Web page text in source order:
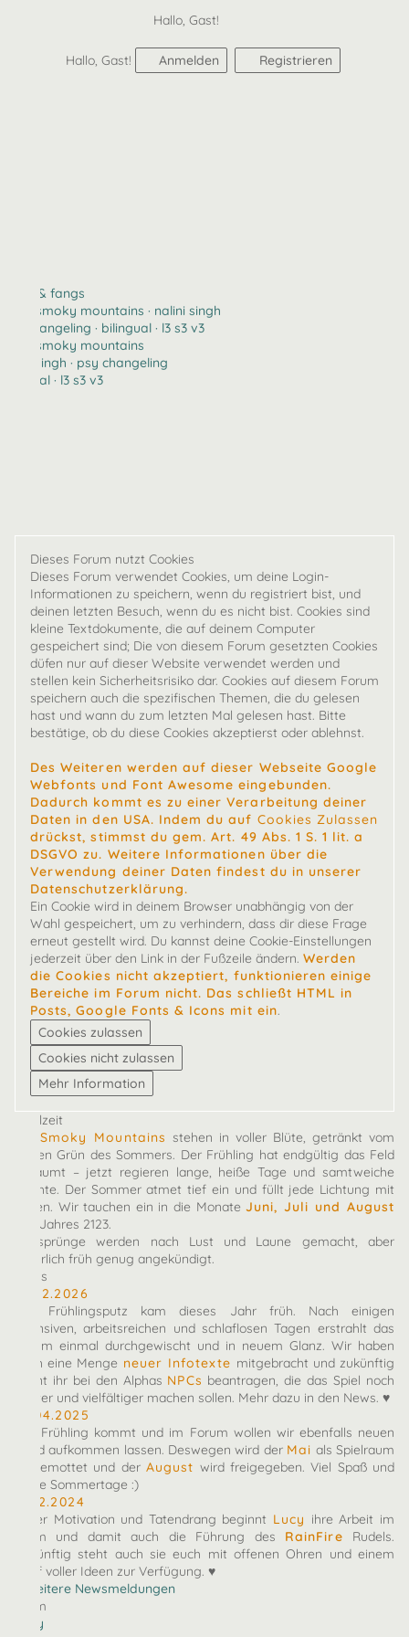
Hallo, Gast!
Hallo, Gast! Anmelden Registrieren
claws & fangs
2123 · smoky mountains · nalini singh
psy changeling · bilingual · l3 s3 v3
2123 · smoky mountains
nalini singh · psy changeling
bilingual · l3 s3 v3
Dieses Forum nutzt Cookies
Dieses Forum verwendet Cookies, um deine Login-
Informationen zu speichern, wenn du registriert bist, und
deinen letzten Besuch, wenn du es nicht bist. Cookies sind
kleine Textdokumente, die auf deinem Computer
gespeichert sind; Die von diesem Forum gesetzten Cookies
düfen nur auf dieser Website verwendet werden und
stellen kein Sicherheitsrisiko dar. Cookies auf diesem Forum
speichern auch die spezifischen Themen, die du gelesen
hast und wann du zum letzten Mal gelesen hast. Bitte
bestätige, ob du diese Cookies akzeptierst oder ablehnst.
Des Weiteren werden auf dieser Webseite Google
Webfonts und Font Awesome eingebunden.
Dadurch kommt es zu einer Verarbeitung deiner
Daten in den USA. Indem du auf Cookies Zulassen
drückst, stimmst du gem. Art. 49 Abs. 1 S. 1 lit. a
DSGVO zu. Weitere Informationen über die
Verwendung deiner Daten findest du in unserer
Datenschutzerklärung.
Ein Cookie wird in deinem Browser unabhängig von der
Wahl gespeichert, um zu verhindern, dass dir diese Frage
erneut gestellt wird. Du kannst deine Cookie-Einstellungen
jederzeit über den Link in der Fußzeile ändern. Werden
die Cookies nicht akzeptiert, funktionieren einige
Bereiche im Forum nicht. Das schließt HTML in
Posts, Google Fonts & Icons mit ein.
Spielzeit
DieSmoky Mountains stehen in voller Blüte, getränkt vom
satten Grün des Sommers. Der Frühling hat endgültig das Feld
geräumt – jetzt regieren lange, heiße Tage und samtweiche
Nächte. Der Sommer atmet tief ein und füllt jede Lichtung mit
Leben. Wir tauchen ein in die MonateJuni, Juli und August
des Jahres 2123.
Zeitsprünge werden nach Lust und Laune gemacht, aber
natürlich früh genug angekündigt.
News
10.02.2026
Der Frühlingsputz kam dieses Jahr früh. Nach einigen
intensiven, arbeitsreichen und schlaflosen Tagen erstrahlt das
Forum einmal durchgewischt und in neuem Glanz. Wir haben
euch eine Menge neuer Infotexte mitgebracht und zukünftig
könnt ihr bei den Alphas NPCs beantragen, die das Spiel noch
bunter und vielfältiger machen sollen. Mehr dazu in den News. ♥
27.04.2025
Der Frühling kommt und im Forum wollen wir ebenfalls neuen
Wind aufkommen lassen. Deswegen wird der Mai als Spielraum
eingemottet und derAugust wird freigegeben. Viel Spaß und
heiße Sommertage :)
07.12.2024
Voller Motivation und Tatendrang beginnt Lucy ihre Arbeit im
Team und damit auch die Führung des RainFire Rudels.
Zukünftig steht auch sie euch mit offenen Ohren und einem
Kopf voller Ideen zur Verfügung. ♥
» Weitere Newsmeldungen
Team
arby